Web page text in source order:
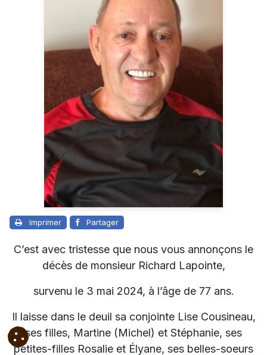
Imprimer Partager
C’est avec tristesse que nous vous annonçons le
décès de monsieur Richard Lapointe,
survenu le 3 mai 2024, à l’âge de 77 ans.
Il laisse dans le deuil sa conjointe Lise Cousineau,
ses filles, Martine (Michel) et Stéphanie, ses
petites-filles Rosalie et Élyane, ses belles-soeurs